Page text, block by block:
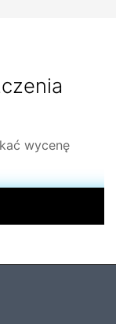
wycenę